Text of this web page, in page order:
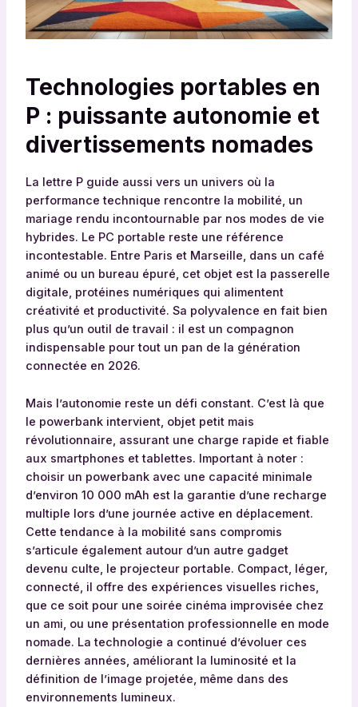
Technologies portables en
P : puissante autonomie et
divertissements nomades
La lettre P guide aussi vers un univers où la
performance technique rencontre la mobilité, un
mariage rendu incontournable par nos modes de vie
hybrides. Le PC portable reste une référence
incontestable. Entre Paris et Marseille, dans un café
animé ou un bureau épuré, cet objet est la passerelle
digitale, protéines numériques qui alimentent
créativité et productivité. Sa polyvalence en fait bien
plus qu’un outil de travail : il est un compagnon
indispensable pour tout un pan de la génération
connectée en 2026.
Mais l’autonomie reste un défi constant. C’est là que
le powerbank intervient, objet petit mais
révolutionnaire, assurant une charge rapide et fiable
aux smartphones et tablettes. Important à noter :
choisir un powerbank avec une capacité minimale
d’environ 10 000 mAh est la garantie d’une recharge
multiple lors d’une journée active en déplacement.
Cette tendance à la mobilité sans compromis
s’articule également autour d’un autre gadget
devenu culte, le projecteur portable. Compact, léger,
connecté, il offre des expériences visuelles riches,
que ce soit pour une soirée cinéma improvisée chez
un ami, ou une présentation professionnelle en mode
nomade. La technologie a continué d’évoluer ces
dernières années, améliorant la luminosité et la
définition de l’image projetée, même dans des
environnements lumineux.